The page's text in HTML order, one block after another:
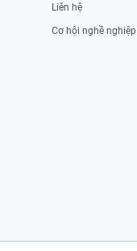
Liên hệ
Cơ hội nghề nghiệp